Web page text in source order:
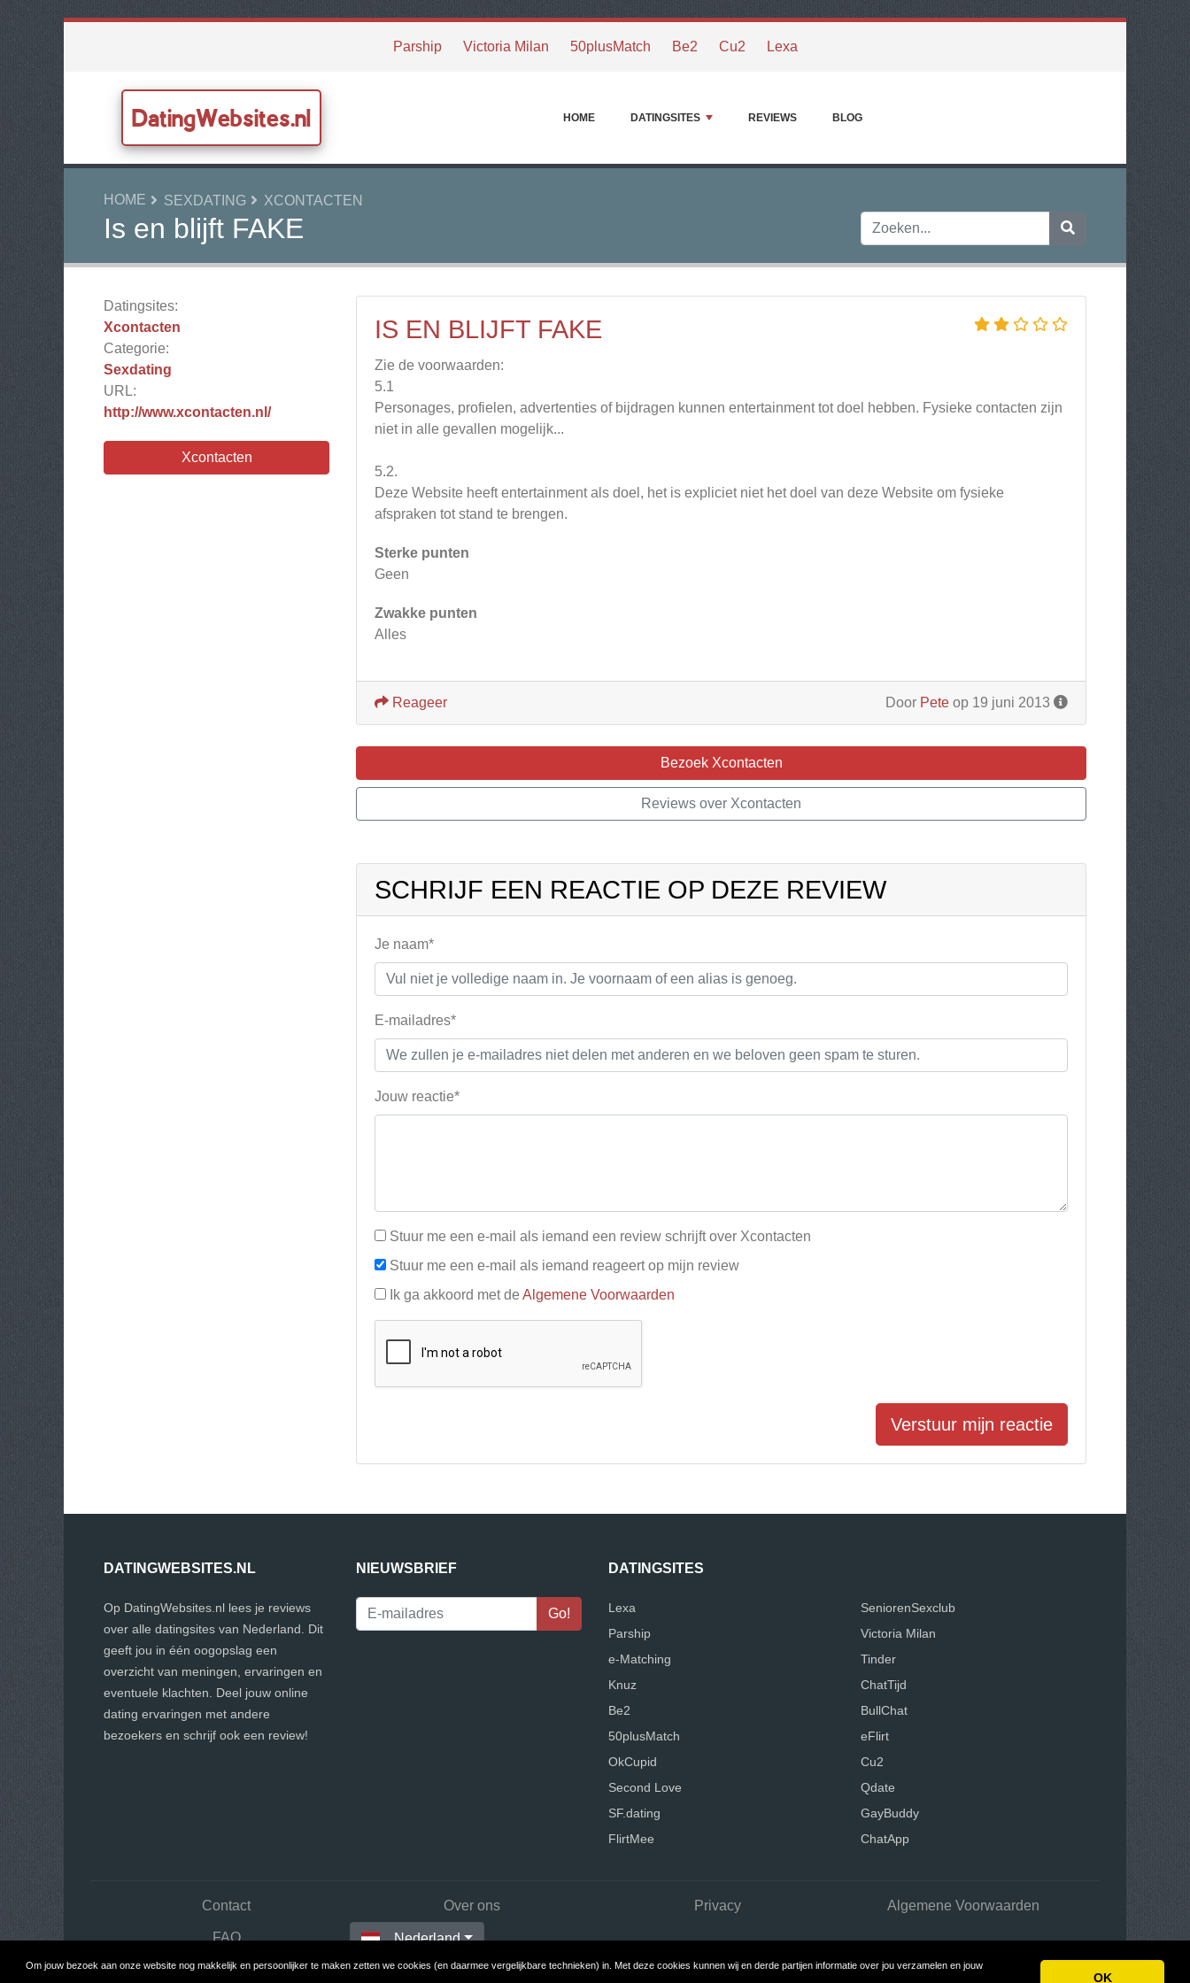
Om jouw bezoek aan onze website nog makkelijk en persoonlijker te maken zetten we cookies (en daarmee vergelijkbare technieken) in. Met deze cookies kunnen wij en derde partijen informatie over jou verzamelen en jouw
OK
Parship Victoria Milan 50plusMatch Be2 Cu2 Lexa
DatingWebsites.nl HOME DATINGSITES REVIEWS BLOG
HOME SEXDATING XCONTACTEN
Is en blijft FAKE
Datingsites:
Xcontacten
Categorie:
Sexdating
URL:
http://www.xcontacten.nl/
Xcontacten
IS EN BLIJFT FAKE
Zie de voorwaarden:
5.1
Personages, profielen, advertenties of bijdragen kunnen entertainment tot doel hebben. Fysieke contacten zijn
niet in alle gevallen mogelijk...
5.2.
Deze Website heeft entertainment als doel, het is expliciet niet het doel van deze Website om fysieke
afspraken tot stand te brengen.
Sterke punten
Geen
Zwakke punten
Alles
Door Pete op 19 juni 2013
Reageer
Bezoek Xcontacten
Reviews over Xcontacten
SCHRIJF EEN REACTIE OP DEZE REVIEW
Je naam*
E-mailadres*
Jouw reactie*
Stuur me een e-mail als iemand een review schrijft over Xcontacten
Stuur me een e-mail als iemand reageert op mijn review
Ik ga akkoord met de Algemene Voorwaarden
Verstuur mijn reactie
DATINGWEBSITES.NL
Op DatingWebsites.nl lees je reviews
over alle datingsites van Nederland. Dit
geeft jou in één oogopslag een
overzicht van meningen, ervaringen en
eventuele klachten. Deel jouw online
dating ervaringen met andere
bezoekers en schrijf ook een review!
NIEUWSBRIEF DATINGSITES
Lexa
Parship
e-Matching
Knuz
Be2
50plusMatch
OkCupid
Second Love
SF.dating
FlirtMee
SeniorenSexclub
Victoria Milan
Tinder
ChatTijd
BullChat
eFlirt
Cu2
Qdate
GayBuddy
ChatApp
Contact Over ons Privacy Algemene Voorwaarden
FAQ Nederland
Copyright © 2026 DatingWebsites.nl